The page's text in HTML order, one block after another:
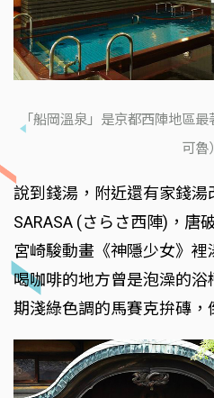
「船岡溫泉」是京都西陣地區
可魯）
說到錢湯，附近還有家錢湯
SARASA (さらさ西陣)，唐
宮崎駿動畫《神隱少女》
喝咖啡的地方曾是泡澡的
期淺綠色調的馬賽克拚磚，